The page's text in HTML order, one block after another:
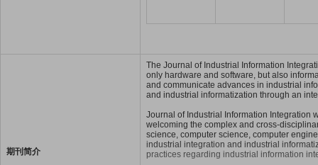
期刊简介
The Journal of Industrial Information
only hardware and software, but also
and communicate advances in industrial
and industrial informatization through an
Journal of Industrial Information Integration
welcoming the complex and cross-
science, computer science, computer
industrial integration and industrial
practices regarding industrial information